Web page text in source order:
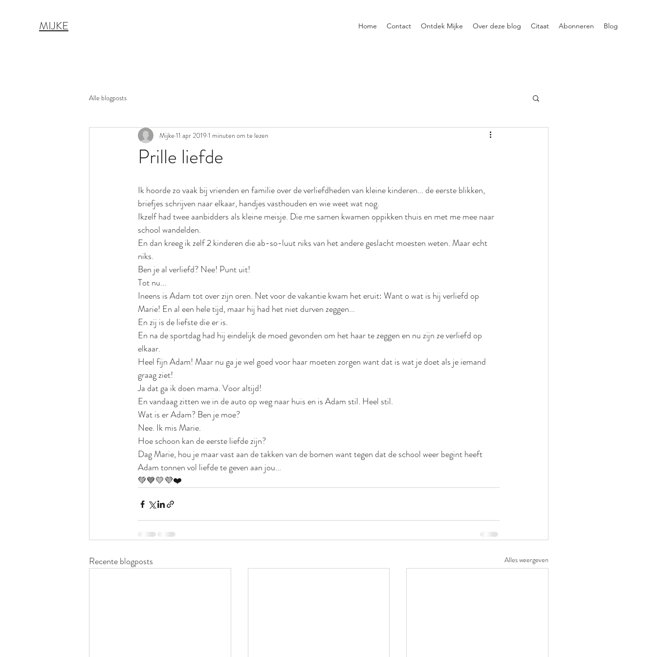
MIJKE Home Contact Ontdek Mijke Over deze blog Citaat Abonneren Blog
Alle blogposts
Prille liefde
Mijke 11 apr 2019 1 minuten om te lezen
Ik hoorde zo vaak bij vrienden en familie over de verliefdheden van kleine kinderen... de eerste blikken,
briefjes schrijven naar elkaar, handjes vasthouden en wie weet wat nog.
Ikzelf had twee aanbidders als kleine meisje. Die me samen kwamen oppikken thuis en met me mee naar
school wandelden.
En dan kreeg ik zelf 2 kinderen die ab-so-luut niks van het andere geslacht moesten weten. Maar echt
niks.
Ben je al verliefd? Nee! Punt uit!
Tot nu...
Ineens is Adam tot over zijn oren. Net voor de vakantie kwam het eruit: Want o wat is hij verliefd op
Marie! En al een hele tijd, maar hij had het niet durven zeggen...
En zij is de liefste die er is.
En na de sportdag had hij eindelijk de moed gevonden om het haar te zeggen en nu zijn ze verliefd op
elkaar.
Heel fijn Adam! Maar nu ga je wel goed voor haar moeten zorgen want dat is wat je doet als je iemand
graag ziet!
Ja dat ga ik doen mama. Voor altijd!
En vandaag zitten we in de auto op weg naar huis en is Adam stil. Heel stil.
Wat is er Adam? Ben je moe?
Nee. Ik mis Marie.
Hoe schoon kan de eerste liefde zijn?
Dag Marie, hou je maar vast aan de takken van de bomen want tegen dat de school weer begint heeft
Adam tonnen vol liefde te geven aan jou...
💚💙💛💜❤️
Recente blogposts Alles weergeven